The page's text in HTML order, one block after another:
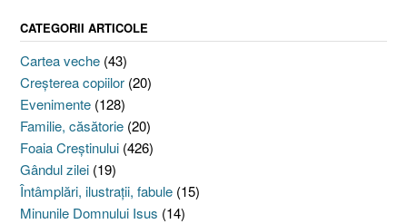
CATEGORII ARTICOLE
Cartea veche (43)
Creşterea copiilor (20)
Evenimente (128)
Familie, căsătorie (20)
Foaia Creştinului (426)
Gândul zilei (19)
Întâmplări, ilustraţii, fabule (15)
Minunile Domnului Isus (14)